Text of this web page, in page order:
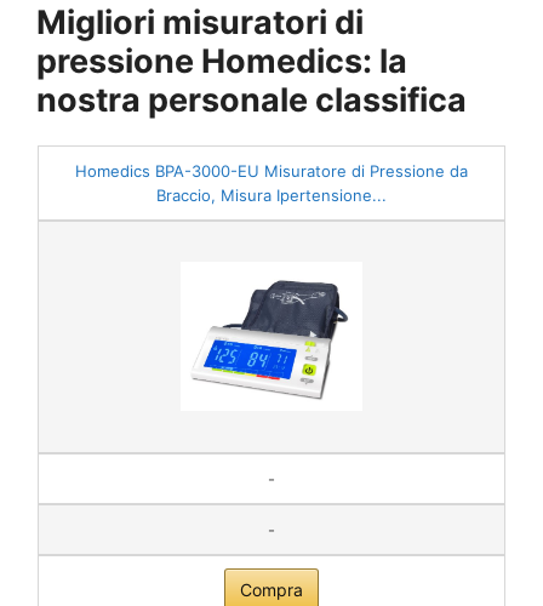
Migliori misuratori di
pressione Homedics: la
nostra personale classifica
Homedics BPA-3000-EU Misuratore di Pressione da
Braccio, Misura Ipertensione...
-
-
Compra